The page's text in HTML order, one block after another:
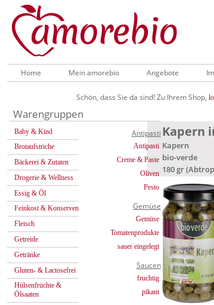
Home Mein amorebio Angebote
Schön, dass Sie da sind! Zu Ihrem Shop,
Warengruppen
Baby & Kind
Brotaufstriche
Bäckerei & Zutaten
Drogerie & Wellness
Essig & Öl
Feinkost & Konserven
Fleisch
Getreide
Getränke
Gluten- & Lactosefrei
Hülsenfrüchte &
Ölsaaten
Antipasti
Antipasti
Creme & Paste
Oliven
Pesto
Gemüse
Gemüse
Tomatenprodukte
sauer eingelegt
Saucen
fruchtig
pikant
Kapern
Kapern
bio-verde
180 gr